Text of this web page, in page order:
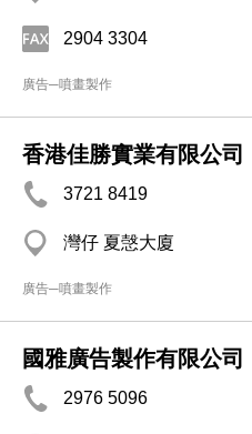
2904 3304
廣告─噴畫製作
香港佳勝實業有限公司
3721 8419
灣仔 夏愨大廈
廣告─噴畫製作
國雅廣告製作有限公司
2976 5096